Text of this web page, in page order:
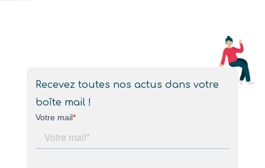
Recevez toutes nos actus dans votre
boîte mail !